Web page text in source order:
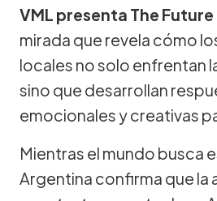
VML presenta The
mirada que revela cómo
locales no solo enfrentan
sino que desarrollan
emocionales y creativas
Mientras el mundo busca
Argentina confirma que la